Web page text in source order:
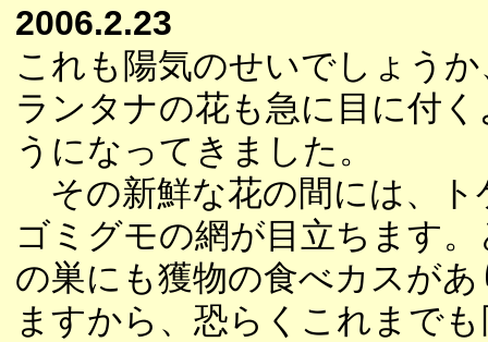
2006.2.23
これも陽気のせいでしょうか
ランタナの花も急に目に付く
うになってきました。
その新鮮な花の間には、ト
ゴミグモの網が目立ちます。
の巣にも獲物の食べカスがあ
ますから、恐らくこれまでも